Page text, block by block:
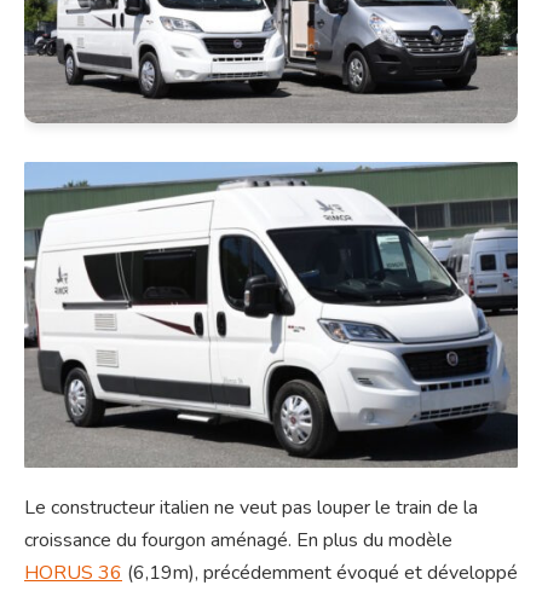
Le constructeur italien ne veut pas louper le train de la
croissance du fourgon aménagé. En plus du modèle
HORUS 36 (6,19m), précédemment évoqué et développé